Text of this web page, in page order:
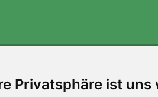
Privatsphäre ist uns
von 90
Wir
Für jede